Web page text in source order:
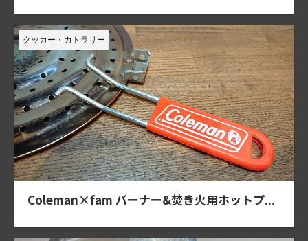
クッカー・カトラリー
Coleman×fam バーナー&焚き火用ホットプ...